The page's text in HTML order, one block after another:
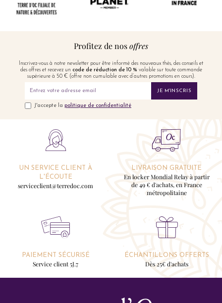
Profitez de nosoffres
Inscrivez-vous à notre newsletter pour être informé des nouveaux thés, des conseils et
des offres et recevez un code de réduction de 10 % valable sur toute commande
supérieure à 50 € (offre non cumulable avec d’autres promotions en cours).
JE M'INSCRIS
J'accepte la politique de confidentialité
UN SERVICE CLIENT À
L'ÉCOUTE
serviceclient@terredoc.com
LIVRAISON GRATUITE
En locker Mondial Relay à partir
de 49 € d'achats, en France
métropolitaine
PAIEMENT SÉCURISÉ
Service client 5J.7
ÉCHANTILLONS OFFERTS
Dès 25€ d'achats